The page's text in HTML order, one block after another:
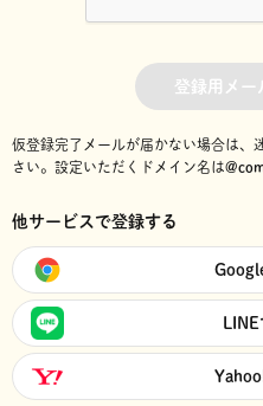
登録用メー
仮登録完了メールが届かない場合は、
さい。 設定いただくドメイン名は
他サービスで登録する